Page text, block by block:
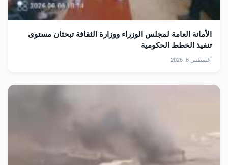
الأمانة العامة لمجلس الوزراء ووزارة الثقافة تبحثان مستوى
تنفيذ الخطط الحكومية
أغسطس 6, 2026